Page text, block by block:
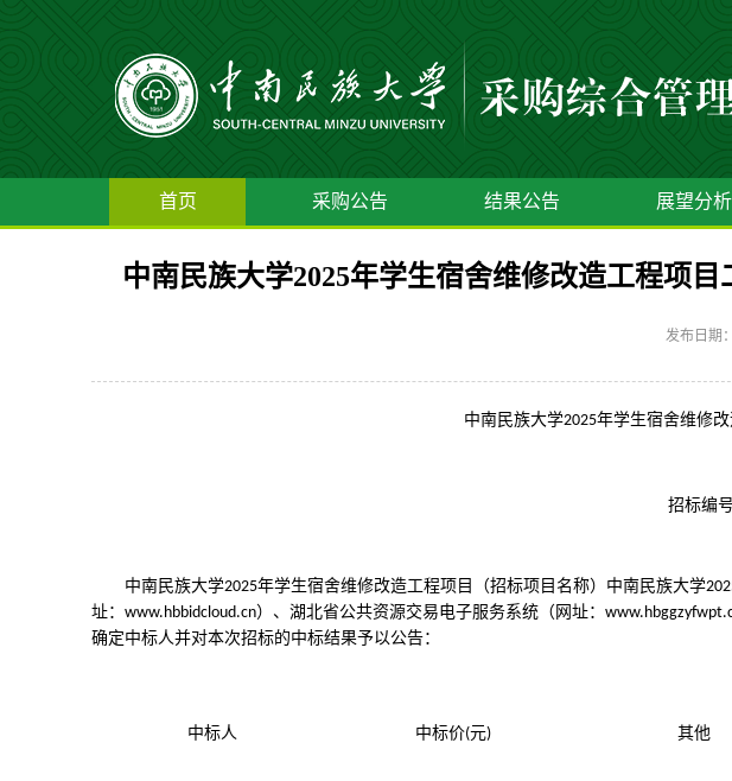
首页 采购公告 结果公告 展望分析
中南民族大学2025年学生宿舍维修改造工程项
发布日期
中南民族大学2025年学生宿舍维修
招标编号
中南民族大学2025年学生宿舍维修改造工程项目（招标项目名称）中南民族大学
址： www.hbbidcloud.cn）、湖北省公共资源交易电子服务系统（网址：
确定中标人并对本次招标的中标结果予以公告：
中标人 中标价(元) 其他